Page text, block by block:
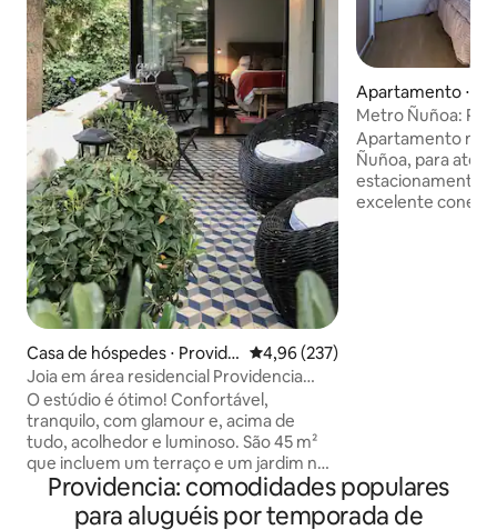
Casa de hóspedes ⋅ Provide
ncia
4,96 de uma avaliação média de
4,96 (237)
Joia em área residencial Providencia
tranquilidade, segurança e beleza total
O estúdio é ótimo! Confortável,
tranquilo, com glamour e, acima de
tudo, acolhedor e luminoso. São 45 m²
que incluem um terraço e um jardim no
acesso. Estarei disponível para qualquer
informação ou ajuda que seja necessária
Apartamento ⋅
Metro Ñuñoa:
Estacionamento
Apartamento
Ñuñoa, para até
estacionamento
excelente
Providencia: comodidades populares
para aluguéis por temporada de